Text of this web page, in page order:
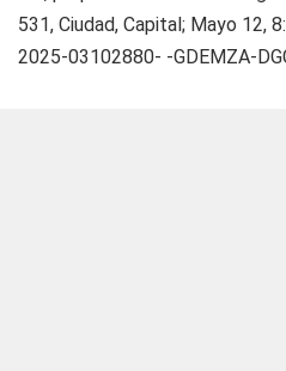
531, Ciudad, Capital; Mayo 12,
2025-03102880- -GDEMZA-